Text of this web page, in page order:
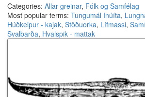
Categories: Allar greinar, Fólk og Samfélag
Most popular terms: Tungumál Inúíta,
Húðkeipur - kajak, Stöðuorka, Lífmassi,
Svalbarða, Hvalspik - mattak